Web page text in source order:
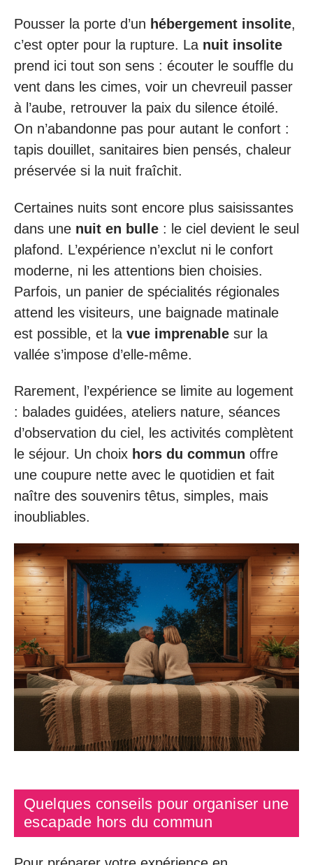
Pousser la porte d’un hébergement insolite,
c’est opter pour la rupture. La nuit insolite
prend ici tout son sens : écouter le souffle du
vent dans les cimes, voir un chevreuil passer
à l’aube, retrouver la paix du silence étoilé.
On n’abandonne pas pour autant le confort :
tapis douillet, sanitaires bien pensés, chaleur
préservée si la nuit fraîchit.
Certaines nuits sont encore plus saisissantes
dans une nuit en bulle : le ciel devient le seul
plafond. L’expérience n’exclut ni le confort
moderne, ni les attentions bien choisies.
Parfois, un panier de spécialités régionales
attend les visiteurs, une baignade matinale
est possible, et la vue imprenable sur la
vallée s’impose d’elle-même.
Rarement, l’expérience se limite au logement
: balades guidées, ateliers nature, séances
d’observation du ciel, les activités complètent
le séjour. Un choix hors du commun offre
une coupure nette avec le quotidien et fait
naître des souvenirs têtus, simples, mais
inoubliables.
Quelques conseils pour organiser une
escapade hors du commun